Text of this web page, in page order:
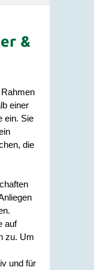
&
einer
ein. Sie
die
auf
zu. Um
und für